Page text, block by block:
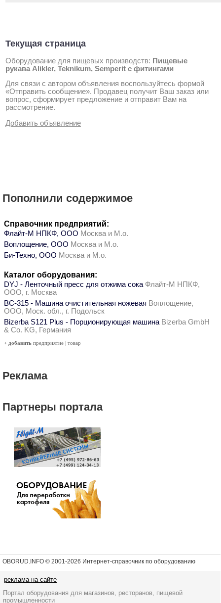
Текущая страница
Оборудование для пищевых производств: Пищевые
рукава Alikler, Teknikum, Semperit с фитингами
Для связи с автором объявления воспользуйтесь формой
«Отправить сообщение». Продавец получит Ваш заказ или
вопрос, сформирует предложение и отправит Вам на
рассмотрение.
Добавить объявление
Пополнили содержимое
Справочник предприятий:
Флайт-М НПКФ, ООО Москва и М.о.
Воплощение, ООО Москва и М.о.
Би-Техно, ООО Москва и М.о.
Каталог оборудования:
DYJ - Ленточный пресс для отжима сока Флайт-М НПКФ,
ООО, г. Москва
ВС-315 - Машина очистительная ножевая Воплощение,
ООО, Моск. обл., г. Подольск
Bizerba S121 Plus - Порционирующая машина Bizerba GmbH
& Co. KG, Германия
+ добавить предприятие | товар
Реклама
Партнеры портала
OBORUD.INFO © 2001-2026 Интернет-справочник по оборудованию
реклама на сайте
Портал оборудования для магазинов, ресторанов, пищевой
промышленности